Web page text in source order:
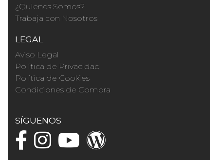
¿Quienes Somos?
Trabaja con Nosotros
LEGAL
Aviso Legal
Política de Privacidad
Política de Cookies
Condiciones de Compra
SÍGUENOS